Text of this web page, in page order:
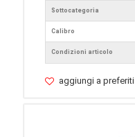
Sottocategoria
Calibro
Condizioni articolo
aggiungi a preferiti